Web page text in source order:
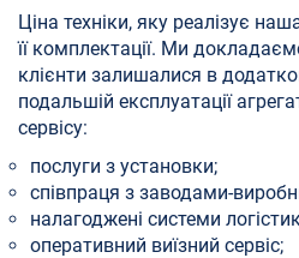
Ціна техніки, яку реалізує
її комплектації. Ми
клієнти залишалися в
подальшій експлуатації
сервісу:
послуги з установки;
співпраця з заводами-
налагоджені системи
оперативний виїзний сервіс;